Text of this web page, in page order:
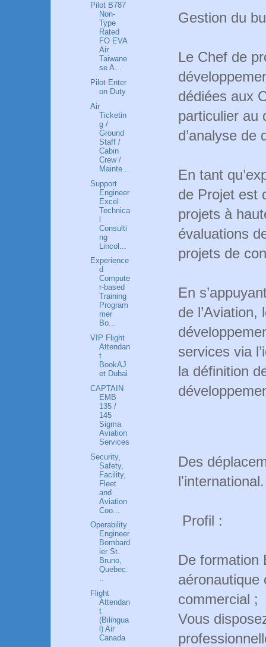
Gestion du
Le Chef de
dédiées aux
particulier au
d’analyse de
En tant
de Projet est
projets à
évaluations
projets de
En
de
services via
la définition
Des
l'international.
Profil :
De formation
aéronautique
commercial ;
Vous
Pilot B787
Non-
Type
Rated
FO EVA
Air
Taiwane
se A...
Pilot Enter
on Duty
Air
Ticketin
g /
Ground
Staff /
Cabin
Crew /
Mainte...
Support
Engineer
Excel
Technica
l
Consulti
ng
Lincol...
Experience
d
Compute
r-based
Training
Program
mer
Bo...
VIP Flight
Attendan
t
BookAJ
et Dubai
CAPTAIN
EMB
135 /
145
Sigma
Aviation
Services
Security,
Safety,
Facility,
Fleet
and
Aviation
Coo...
Operability
Engineer
Bombard
ier St.
Bruno,
Quebec.
..
Flight
Attendan
t
(Bilingua
l) Air
Canada